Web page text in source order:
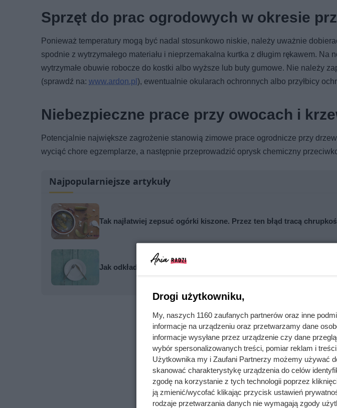
Sprzęt do prac ogrodowych w okresie
Ponieważ temperatury mogą być nadal stosunkowo niskie, należy uważnie
spodnie z wytrzymałego materiału i nieprzemakalna kurtka z długim rękawem. Na
wytrzymałe obuwie robocze do kostki albo wyższe lub buty gumowe. Nie należy
(sprawdź na: www.ardon.pl), ewentualnie okularach ochronnych albo przyłbicy
Niebezpieczne prace przy owocach i
Potencjalnie największe zagrożenie stanowią zimowe prace ogrodnicze przy
wyciąć chore egzemplarze, a następnie przeprowadzić oprysk chemiczny
Najpopularniejsze artykuły
Tak najłatwiej zepsuć ogórki kiszone. Przez ten błąd tracą
Jak odkładać sztućce po posiłku - poznaj zasady savoir vivre
Drogi użytkowniku,
My, naszych 1160 zaufanych partnerów oraz inne
informacje na urządzeniu oraz przetwarzamy dane
informacje wysyłane przez urządzenie czy dane
wybór spersonalizowanych treści, pomiar reklam i
Użytkownika my i Zaufani Partnerzy możemy używać
skanować charakterystykę urządzenia do celów
zgodę na korzystanie z tych technologii poprzez
ją zmienić/wycofać klikając przycisk ustawień
rodzaje przetwarzania danych nie wymagają zgody